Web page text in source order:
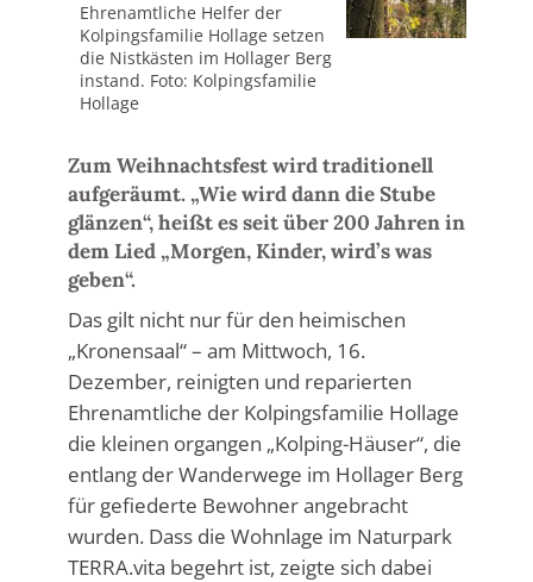
Ehrenamtliche Helfer der
Kolpingsfamilie Hollage setzen
die Nistkästen im Hollager Berg
instand. Foto: Kolpingsfamilie
Hollage
Zum Weihnachtsfest wird traditionell
aufgeräumt. „Wie wird dann die Stube
glänzen“, heißt es seit über 200 Jahren in
dem Lied „Morgen, Kinder, wird’s was
geben“.
Das gilt nicht nur für den heimischen
„Kronensaal“ – am Mittwoch, 16.
Dezember, reinigten und reparierten
Ehrenamtliche der Kolpingsfamilie Hollage
die kleinen organgen „Kolping-Häuser“, die
entlang der Wanderwege im Hollager Berg
für gefiederte Bewohner angebracht
wurden. Dass die Wohnlage im Naturpark
TERRA.vita begehrt ist, zeigte sich dabei